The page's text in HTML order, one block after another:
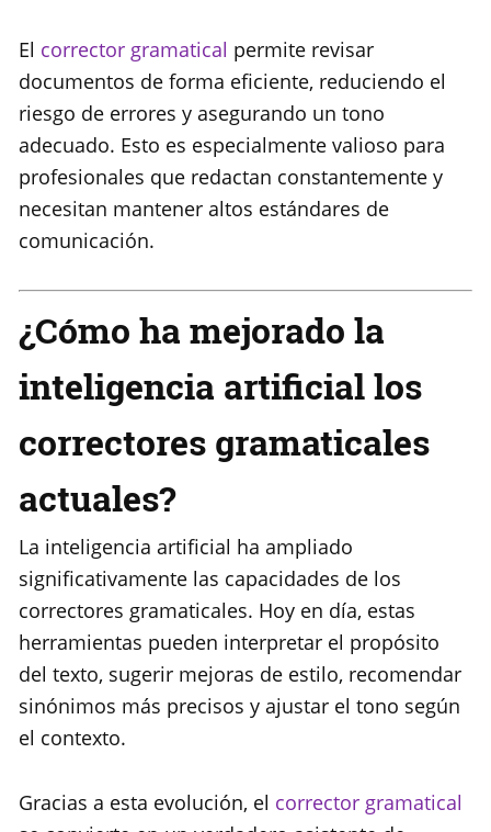
El corrector gramatical permite revisar
documentos de forma eficiente, reduciendo el
riesgo de errores y asegurando un tono
adecuado. Esto es especialmente valioso para
profesionales que redactan constantemente y
necesitan mantener altos estándares de
comunicación.
¿Cómo ha mejorado la
inteligencia artificial los
correctores gramaticales
actuales?
La inteligencia artificial ha ampliado
significativamente las capacidades de los
correctores gramaticales. Hoy en día, estas
herramientas pueden interpretar el propósito
del texto, sugerir mejoras de estilo, recomendar
sinónimos más precisos y ajustar el tono según
el contexto.
Gracias a esta evolución, el corrector gramatical